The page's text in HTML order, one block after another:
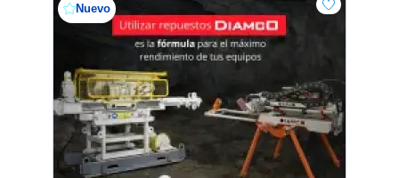
Nuevo